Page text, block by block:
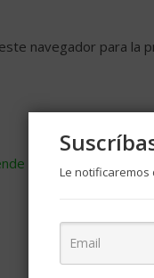
navegador para la
cómo se procesan
Le notificaremos